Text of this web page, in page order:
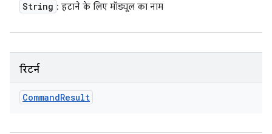
String : हटाने के लिए मॉड्यूल का नाम
रिटर्न
CommandResult